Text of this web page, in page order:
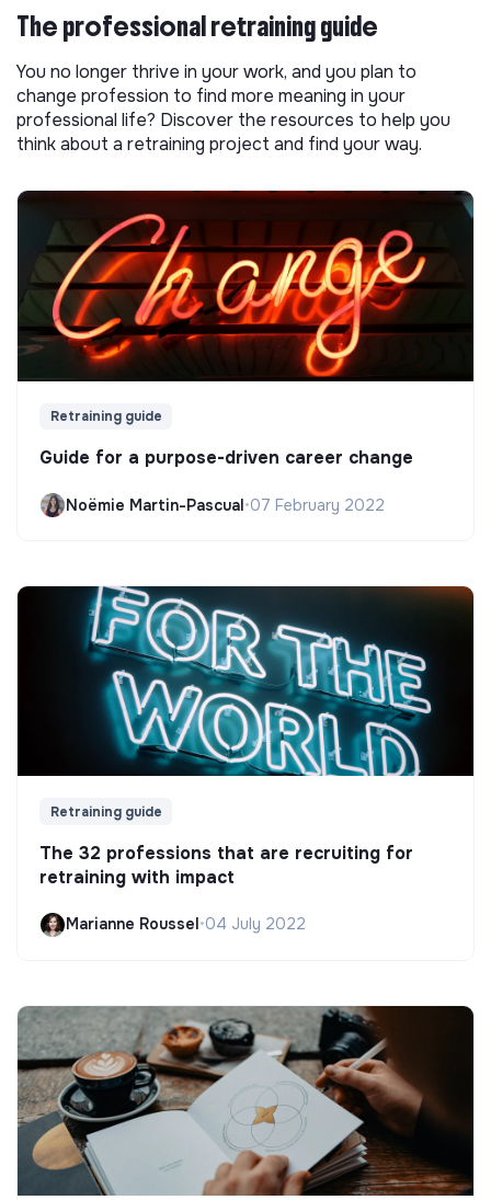
The professional retraining guide
You no longer thrive in your work, and you plan to
change profession to find more meaning in your
professional life? Discover the resources to help you
think about a retraining project and find your way.
Retraining guide
Guide for a purpose-driven career change
Noëmie Martin-Pascual•07 February 2022
Retraining guide
The 32 professions that are recruiting for
retraining with impact
Marianne Roussel •04 July 2022